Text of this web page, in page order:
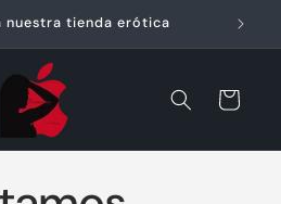
nuestra tienda erótica
Carrito